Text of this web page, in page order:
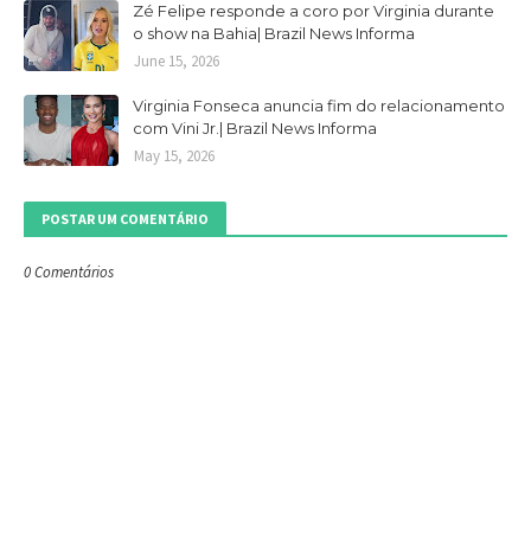
Zé Felipe responde a coro por Virginia durante
o show na Bahia| Brazil News Informa
June 15, 2026
Virginia Fonseca anuncia fim do relacionamento
com Vini Jr.| Brazil News Informa
May 15, 2026
POSTAR UM COMENTÁRIO
0 Comentários